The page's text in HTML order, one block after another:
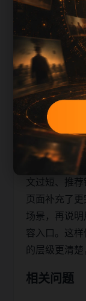
内容推荐阅
目入口、图
应覆盖站点
后仍要保留
本页不是单
顺序、相关问
助移动端用
和 sitemap
从 SEO 角度
文过短、推
页面补充了
场景，再说
容入口。这
的层级更清楚
相关问题